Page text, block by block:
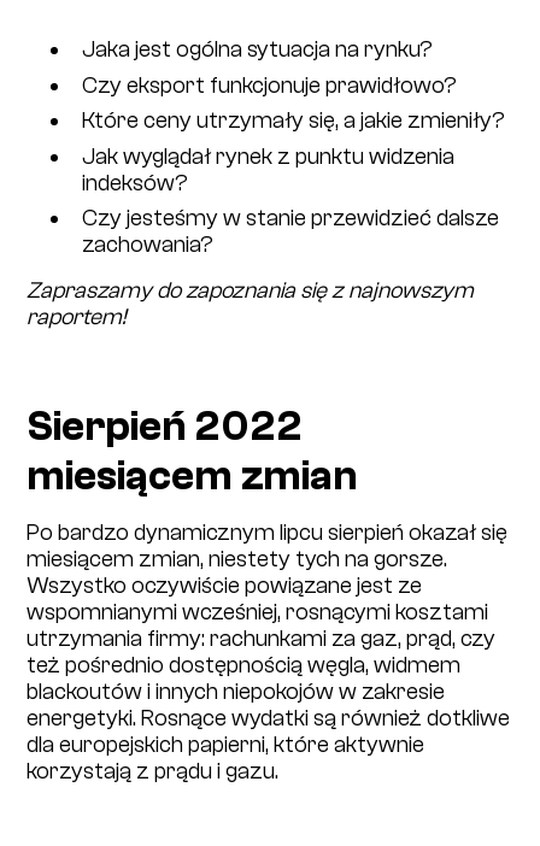
Jaka jest ogólna sytuacja na rynku?
Czy eksport funkcjonuje prawidłowo?
Które ceny utrzymały się, a jakie zmieniły?
Jak wyglądał rynek z punktu widzenia
indeksów?
Czy jesteśmy w stanie przewidzieć dalsze
zachowania?
Zapraszamy do zapoznania się z najnowszym
raportem!
Sierpień 2022
miesiącem zmian
Po bardzo dynamicznym lipcu sierpień okazał się
miesiącem zmian, niestety tych na gorsze.
Wszystko oczywiście powiązane jest ze
wspomnianymi wcześniej, rosnącymi kosztami
utrzymania firmy: rachunkami za gaz, prąd, czy
też pośrednio dostępnością węgla, widmem
blackoutów i innych niepokojów w zakresie
energetyki. Rosnące wydatki są również dotkliwe
dla europejskich papierni, które aktywnie
korzystają z prądu i gazu.